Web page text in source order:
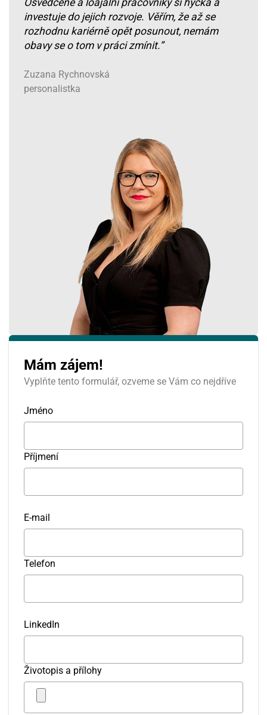
Osvědčené a loajální pracovníky si hýčká a
investuje do jejich rozvoje. Věřím, že až se
rozhodnu kariérně opět posunout, nemám
obavy se o tom v práci zmínit.”
Zuzana Rychnovská
personalistka
Mám zájem!
Vyplňte tento formulář, ozveme se Vám co nejdříve
Jméno
Příjmení
E-mail
Telefon
LinkedIn
Životopis a přílohy